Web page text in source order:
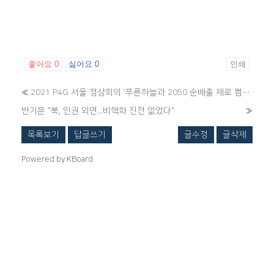
좋아요 0 싫어요 0 인쇄
«
2021 P4G 서울 정상회의 ‘푸른하늘과 2050 순배출 제로 캠페인 라운드 테이블' 개최
반기문 "북, 인권 외면...비핵화 진전 없었다"
»
목록보기 답글쓰기 글수정 글삭제
Powered by KBoard